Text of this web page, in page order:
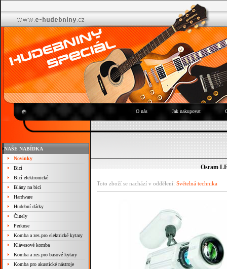
O nás Jak nakupovat
NAŠE NABÍDKA
Novinky
Bicí
Bicí elektronické
Blány na bicí
Hardware
Hudební dárky
Činely
Perkuse
Komba a zes.pro elektrické kytary
Klávesové komba
Komba a zes.pro basové kytary
Komba pro akustické nástroje
Osram
Toto zboží se nachází v oddělení: Světelná technika